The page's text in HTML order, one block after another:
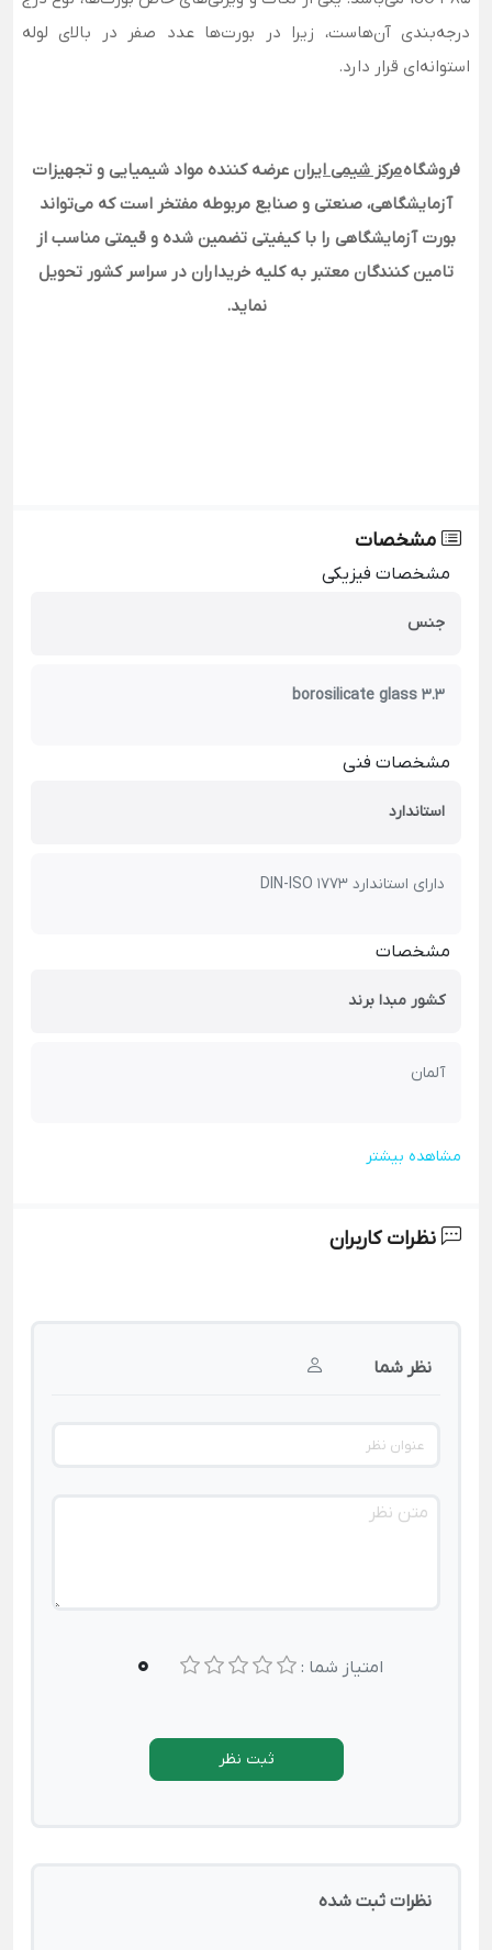
درجه‌بندی آن‌هاست، زیرا در بورت‌ها عدد صفر در بالای لوله
استوانه‌ای قرار دارد.
فروشگاهمرکز شیمی ایران عرضه کننده مواد شیمیایی و تجهیزات
آزمایشگاهی، صنعتی و صنایع مربوطه مفتخر است که می‌تواند
بورت آزمایشگاهی را با کیفیتی تضمین شده و قیمتی مناسب از
تامین کنندگان معتبر به کلیه خریداران در سراسر کشور تحویل
نماید.
مشخصات
مشخصات فیزیکی
جنس
borosilicate glass 3.3
مشخصات فنی
استاندارد
دارای استاندارد DIN-ISO 1773
مشخصات
کشور مبدا برند
آلمان
مشاهده بیشتر
نظرات کاربران
نظر شما
امتیاز شما : 0
ثبت نظر
نظرات ثبت شده